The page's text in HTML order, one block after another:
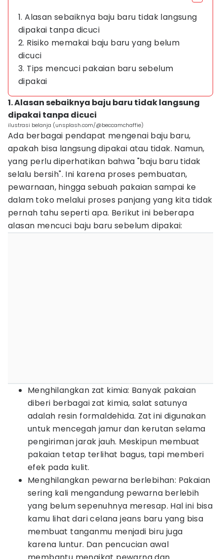
1. Alasan sebaiknya baju baru tidak langsung
dipakai tanpa dicuci
2. Risiko memakai baju baru yang belum
dicuci
3. Tips mencuci pakaian baru sebelum
dipakai
1. Alasan sebaiknya baju baru tidak langsung
dipakai tanpa dicuci
ilustrasi belanja (unsplash.com/@beccamchaffie)
Ada berbagai pendapat mengenai baju baru,
apakah bisa langsung dipakai atau tidak. Namun,
yang perlu diperhatikan bahwa "baju baru tidak
selalu bersih". Ini karena proses pembuatan,
pewarnaan, hingga sebuah pakaian sampai ke
dalam toko melalui proses panjang yang kita tidak
pernah tahu seperti apa. Berikut ini beberapa
alasan mencuci baju baru sebelum dipakai:
Menghilangkan zat kimia: Banyak pakaian
diberi berbagai zat kimia, salat satunya
adalah resin formaldehida. Zat ini digunakan
untuk mencegah jamur dan kerutan selama
pengiriman jarak jauh. Meskipun membuat
pakaian tetap terlihat bagus, tapi memberi
efek pada kulit.
Menghilangkan pewarna berlebihan: Pakaian
sering kali mengandung pewarna berlebih
yang belum sepenuhnya meresap. Hal ini bisa
kamu lihat dari celana jeans baru yang bisa
membuat tanganmu menjadi biru juga
karena luntur. Dan pencucian awal